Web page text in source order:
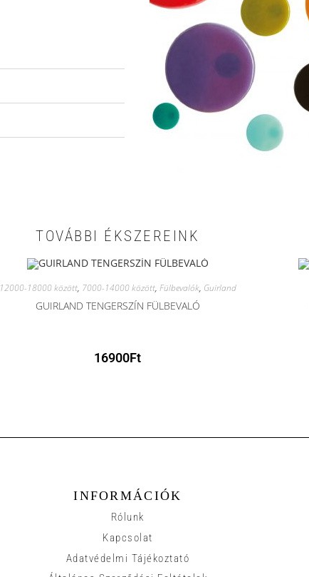
TOVÁBBI ÉKSZEREINK
12000-18000 között, 7000-14000 között, Fülbevalók, Guirland
GUIRLAND TENGERSZÍN FÜLBEVALÓ
16900Ft
INFORMÁCIÓK
Rólunk
Kapcsolat
Adatvédelmi Tájékoztató